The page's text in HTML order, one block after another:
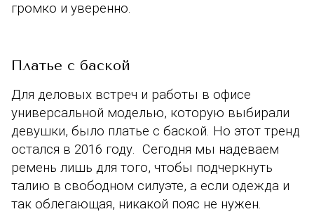
громко и уверенно.
Платье с баской
Для деловых встреч и работы в офисе
универсальной моделью, которую выбирали
девушки, было платье с баской. Но этот тренд
остался в 2016 году. Сегодня мы надеваем
ремень лишь для того, чтобы подчеркнуть
талию в свободном силуэте, а если одежда и
так облегающая, никакой пояс не нужен.